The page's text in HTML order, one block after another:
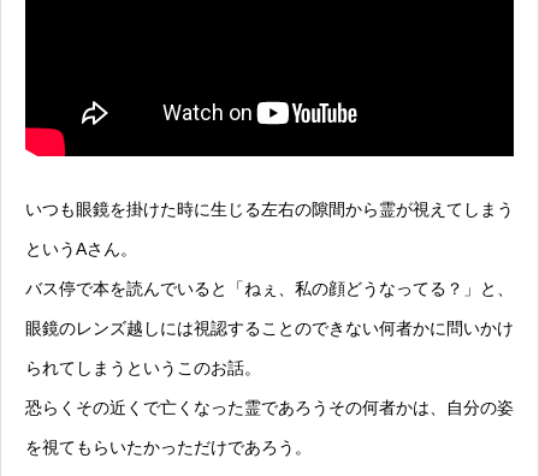
いつも眼鏡を掛けた時に生じる左右の隙間から霊が視えてしまう
というAさん。
バス停で本を読んでいると「ねぇ、私の顔どうなってる？」と、
眼鏡のレンズ越しには視認することのできない何者かに問いかけ
られてしまうというこのお話。
恐らくその近くで亡くなった霊であろうその何者かは、自分の姿
を視てもらいたかっただけであろう。